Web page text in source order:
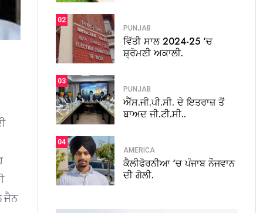
ਜੈਨ
02
PUNJAB
ਵਿੱਤੀ ਸਾਲ 2024-25 ‘ਚ
ਸ਼੍ਰੋਮਣੀ ਅਕਾਲੀ.
03
PUNJAB
ਐੱਸ.ਜੀ.ਪੀ.ਸੀ. ਦੇ ਇਤਰਾਜ਼ ਤੋਂ
ਬਾਅਦ ਜੀ.ਟੀ.ਸੀ..
04
AMERICA
ਕੈਲੀਫੋਰਨੀਆ ‘ਚ ਪੰਜਾਬ ਨੌਜਵਾਨ
ਦੀ ਗੋਲੀ.